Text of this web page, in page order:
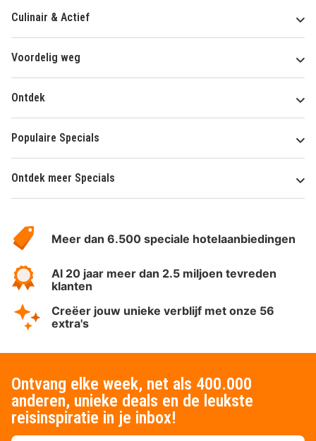
Culinair & Actief
Voordelig weg
Ontdek
Populaire Specials
Ontdek meer Specials
HotelSpecials
Meer dan 6.500 speciale hotelaanbiedingen
Al 20 jaar meer dan 2.5 miljoen tevreden
klanten
Creëer jouw unieke verblijf met onze 56
extra's
Ontvang elke week, net als 400.000
anderen, unieke deals en de leukste
reisinspiratie in je inbox!